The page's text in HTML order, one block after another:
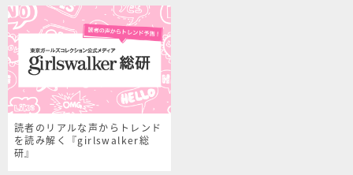
読者のリアルな声からトレンド
を読み解く『girlswalker総
研』